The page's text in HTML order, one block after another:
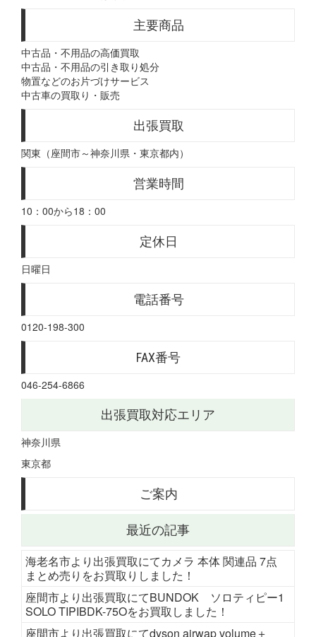
主要商品
中古品・不用品の高価買取
中古品・不用品の引き取り処分
物置などのお片づけサービス
中古車の買取り・販売
出張買取
関東（座間市～神奈川県・東京都内）
営業時間
10：00から18：00
定休日
日曜日
電話番号
0120-198-300
FAX番号
046-254-6866
出張買取対応エリア
神奈川県
東京都
ご案内
最近の記事
海老名市より出張買取にてカメラ 本体 関連品 7点
まとめ売りをお買取りしました！
座間市より出張買取にてBUNDOK ソロティピー1
SOLO TIPIBDK-75Oをお買取しました！
座間市より出張買取にてdyson airwap volume＋